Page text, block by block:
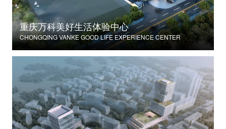
重庆万科美好生活体验中心
CHONGQING VANKE GOOD LIFE EXPERIENCE CENTER